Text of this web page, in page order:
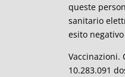
queste
sanitario
esito negativo
Vaccinazioni.
10.283.091